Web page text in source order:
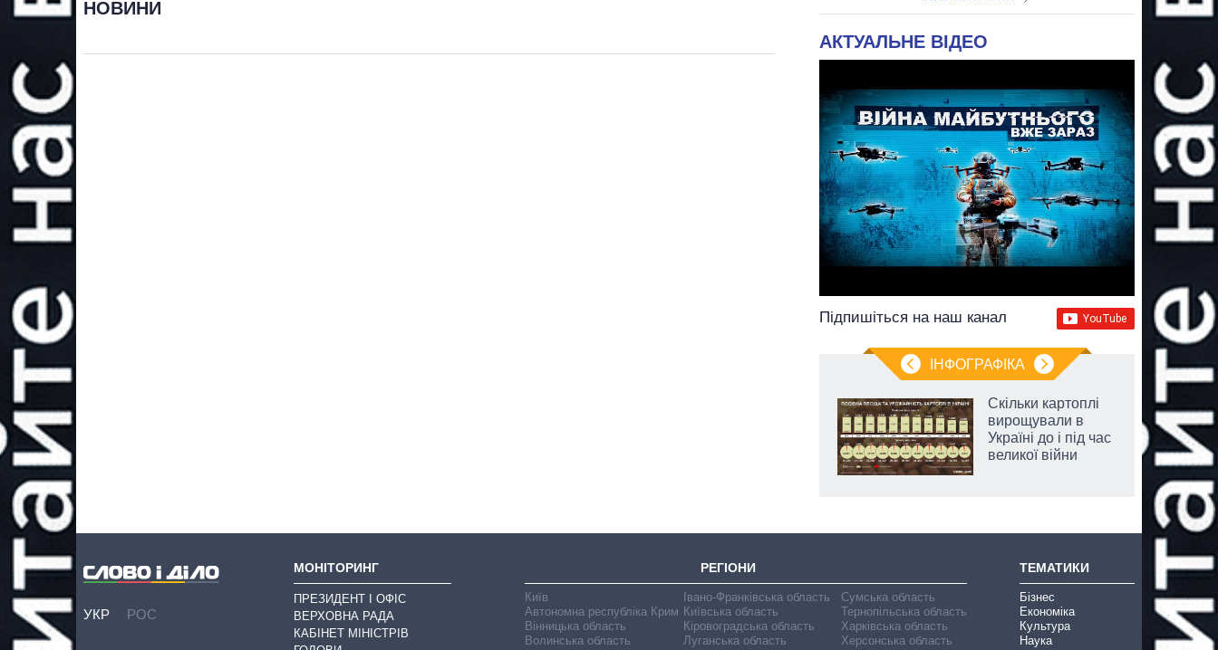
НОВИНИ
АКТУАЛЬНЕ ВІДЕО
Підпишіться на наш канал
ІНФОГРАФІКА
Скільки картоплі
вирощували в
Україні до і під час
великої війни
УКР РОС
МОНІТОРИНГ
ПРЕЗИДЕНТ І ОФІС
ВЕРХОВНА РАДА
КАБІНЕТ МІНІСТРІВ
РЕГІОНИ
Київ
Автономна республіка Крим
Вінницька область
Волинська область
Івано-Франківська область
Київська область
Кіровоградська область
Луганська область
Сумська область
Тернопільська область
Харківська область
Херсонська область
ТЕМАТИКИ
Бізнес
Економіка
Культура
Наука